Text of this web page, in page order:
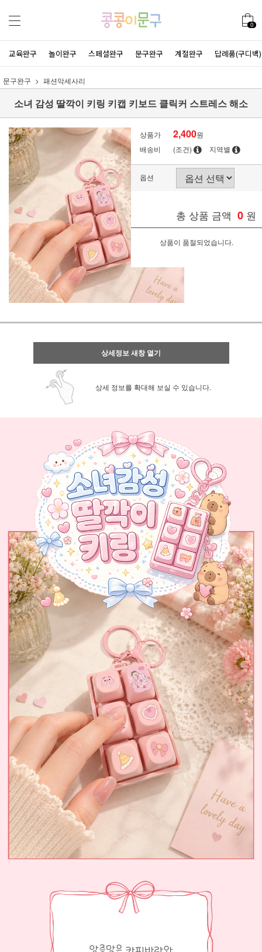
0
교육완구 놀이완구 스페셜완구 문구완구 계절완구 답례품(구디백)
문구완구 패션악세사리
소녀 감성 딸깍이 키링 키캡 키보드 클릭커 스트레스 해소
상품가 2,400원
배송비
(조건) 지역별
옵션
총 상품 금액 0 원
상품이 품절되었습니다.
상세정보 새창 열기
상세 정보를 확대해 보실 수 있습니다.